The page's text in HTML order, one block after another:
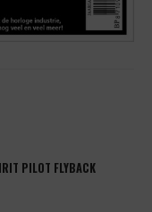
PILOT FLYBACK